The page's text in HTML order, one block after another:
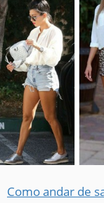
Como andar de